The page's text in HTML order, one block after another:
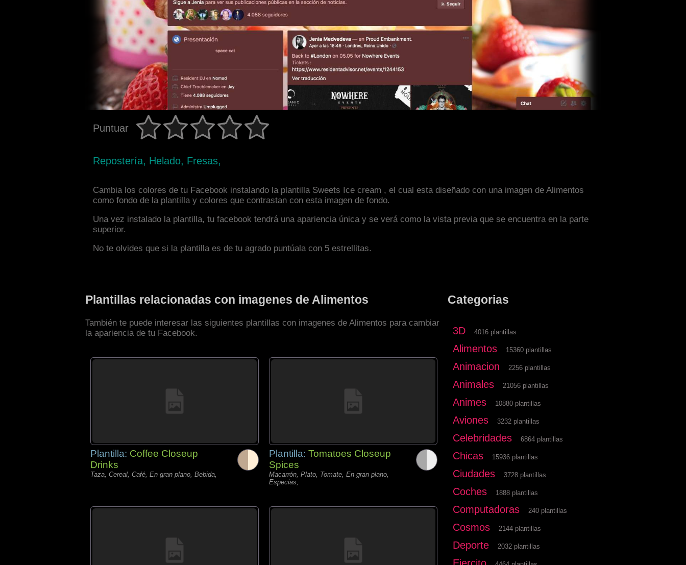
Puntuar
Repostería, Helado, Fresas,
Cambia los colores de tu Facebook instalando la plantilla Sweets Ice cream , el cual esta diseñado con una imagen de Alimentos
como fondo de la plantilla y colores que contrastan con esta imagen de fondo.
Una vez instalado la plantilla, tu facebook tendrá una apariencia única y se verá como la vista previa que se encuentra en la parte
superior.
No te olvides que si la plantilla es de tu agrado puntúala con 5 estrellitas.
Plantillas relacionadas con imagenes de Alimentos
También te puede interesar las siguientes plantillas con imagenes de Alimentos para cambiar
la apariencia de tu Facebook.
Plantilla: Coffee Closeup
Drinks
Taza, Cereal, Café, En gran plano, Bebida,
Plantilla: Tomatoes Closeup
Spices
Macarrón, Plato, Tomate, En gran plano,
Especias,
Categorias
3D 4016 plantillas
Alimentos 15360 plantillas
Animacion 2256 plantillas
Animales 21056 plantillas
Animes 10880 plantillas
Aviones 3232 plantillas
Celebridades 6864 plantillas
Chicas 15936 plantillas
Ciudades 3728 plantillas
Coches 1888 plantillas
Computadoras 240 plantillas
Cosmos 2144 plantillas
Deporte 2032 plantillas